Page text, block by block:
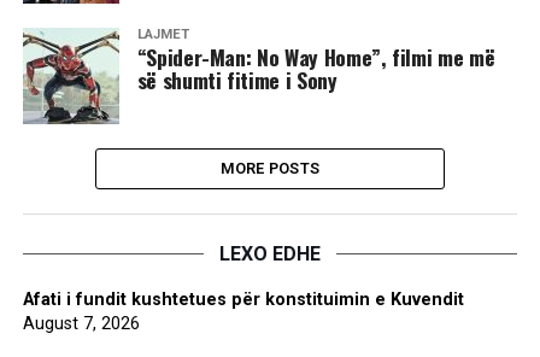
LAJMET
“Spider-Man: No Way Home”, filmi me më
së shumti fitime i Sony
MORE POSTS
LEXO EDHE
Afati i fundit kushtetues për konstituimin e Kuvendit
August 7, 2026